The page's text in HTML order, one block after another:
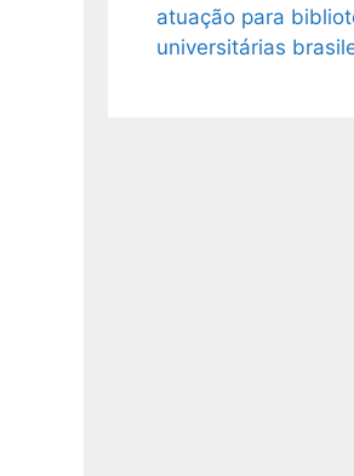
atuação para
universitárias